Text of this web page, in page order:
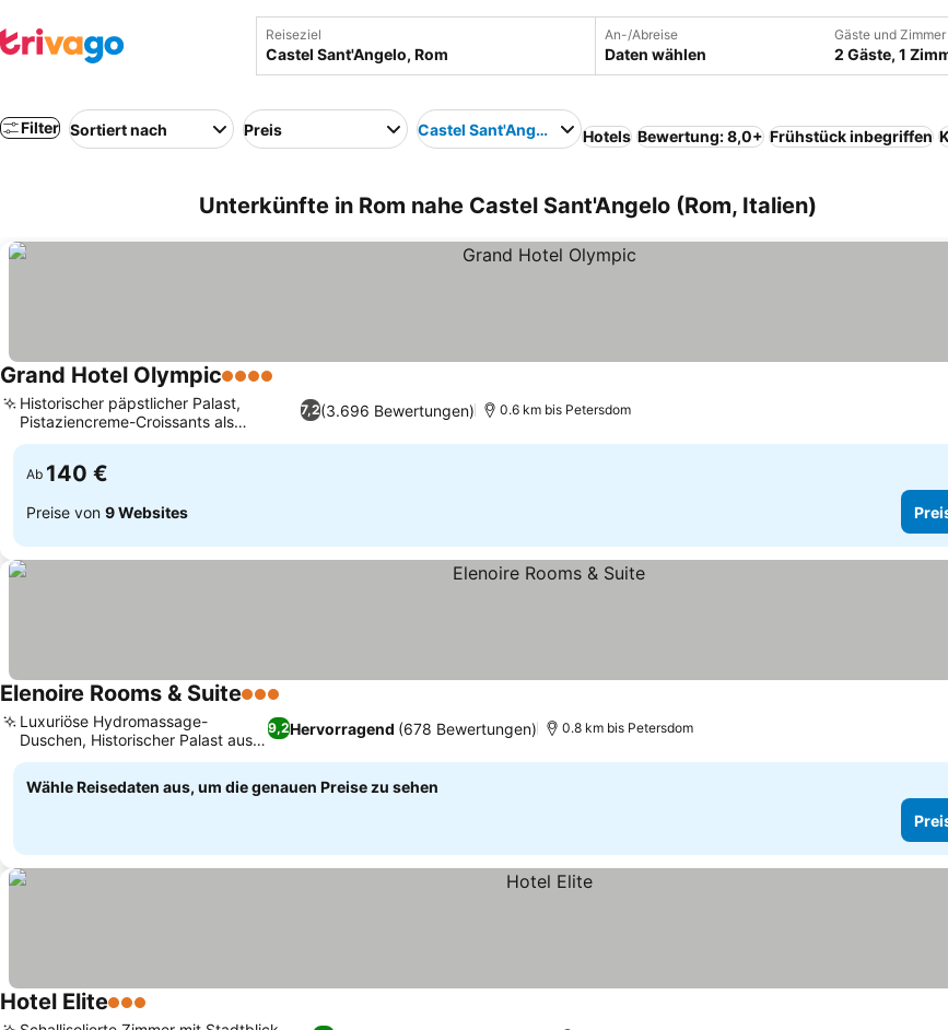
Reiseziel An-/Abreise
Daten wählen
Gäste und Zimmer
2 Gäste, 1
Filter Sortiert nach Preis Castel Sant'Angelo Hotels Bewertung: 8,0+ Frühstück inbegriffen
Unterkünfte in Rom nahe Castel Sant'Angelo (Rom, Italien)
Grand Hotel Olympic4 Sterne
7,2(3.696 Bewertungen)
Historischer päpstlicher Palast,
Pistaziencreme-Croissants als
Spezialität
0.6 km bis Petersdom
Ab 140 €
Preise von 9 Websites
Elenoire Rooms & Suite3 Sterne
9,2Hervorragend (678 Bewertungen)
Luxuriöse Hydromassage-
Duschen, Historischer Palast aus
den 1900ern
0.8 km bis Petersdom
Wähle Reisedaten aus, um die genauen Preise zu sehen
Hotel Elite3 Sterne